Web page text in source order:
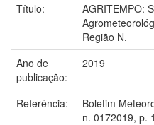
Título:
AGRITEMPO:
Região N.
Ano de
publicação:
2019
Referência:
Boletim
n. 0172019, p.